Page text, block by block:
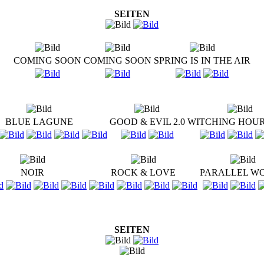
SEITEN
COMING SOON COMING SOON SPRING IS IN THE AIR
BLUE LAGUNE GOOD & EVIL 2.0 WITCHING HOUR
NOIR ROCK & LOVE PARALLEL
SEITEN